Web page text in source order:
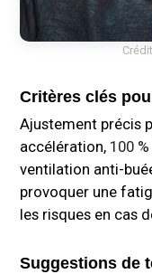
Critères clés
Ajustement précis
accélération, 100
ventilation anti-
provoquer une
les risques en cas
Suggestions de